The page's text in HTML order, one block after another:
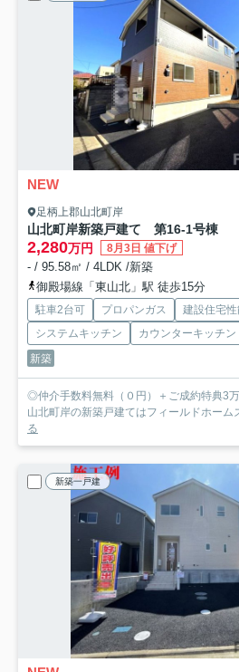
NEW
足柄上郡山北町岸
山北町岸新築戸建て 第16-1号棟
2,280万円 8月3日 値下げ
- / 95.58㎡ / 4LDK /新築
御殿場線「東山北」駅 徒歩15分
駐車2台可 プロパンガス 建設住宅
システムキッチン
カウンターキッチン
新築
◎仲介手数料無料（０円）＋ご成約特典3
山北町岸の新築戸建てはフィールドホーム
る
新築一戸建